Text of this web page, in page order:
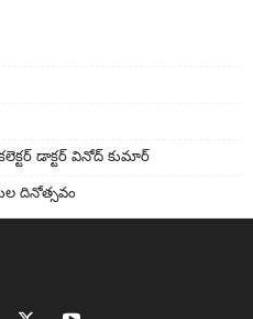
డాక్టర్ వినోద్ కుమార్
దినోత్సవం